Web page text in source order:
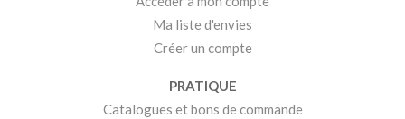
Ma liste d'envies
Créer un compte
PRATIQUE
Catalogues et bons de commande